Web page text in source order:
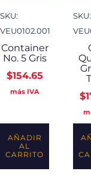
SKU:
VEU0102.001
Container
No. 5 Gris
$154.65
más IVA
AÑADIR
AL
CARRITO
SKU:
$